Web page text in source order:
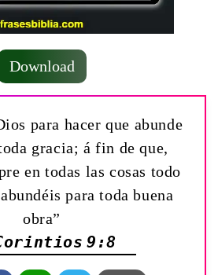
Download
para hacer que abunde
gracia; á fin de que,
en todas las cosas todo
para toda buena
obra”
9:8